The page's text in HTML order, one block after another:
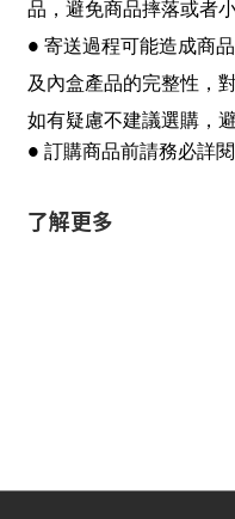
品，避免商品摔落或者
● 寄送過程可能造成商
及內盒產品的完整性，
如有疑慮不建議選購，
● 訂購商品前請務必詳
了解更多